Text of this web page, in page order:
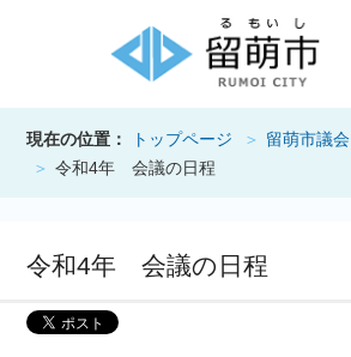
現在の位置： トップページ
留萌市議会
令和4年 会議の日程
令和4年 会議の日程